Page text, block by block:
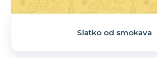
Slatko od smokava